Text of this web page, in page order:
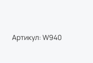
Артикул: W940